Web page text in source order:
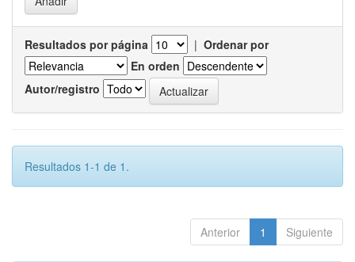
Resultados por página | Ordenar por
En orden
Autor/registro
Resultados 1-1 de 1.
Anterior 1 Siguiente